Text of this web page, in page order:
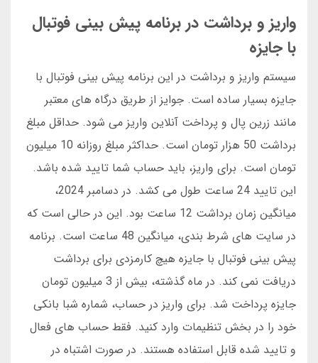
واریز و برداشت در برنامه پیش بینی فوتبال
با جایزه
سیستم واریز و برداشت در این برنامه پیش بینی فوتبال با
جایزه بسیار ساده است. جوایز از طریق درگاه های معتبر
مانند زرین پال و پرداخت آنلاین واریز می شود. حداقل مبلغ
برداشت 50 هزار تومان است. حداکثر مبلغ روزانه 10 میلیون
تومان است. برای واریز، باید حساب شما تایید شده باشد.
این تایید 24 ساعت طول می کشد. در دسامبر 2024،
میانگین زمان برداشت 12 ساعت بود. این در حالی است که
در سایت های شرط بندی، میانگین 48 ساعت است. برنامه
پیش بینی فوتبال با جایزه هیچ کارمزدی برای برداشت
دریافت نمی کند. در ماه گذشته، بیش از 3 میلیون تومان
جایزه پرداخت شد. برای واریز در حساب، شماره شبا بانکی
خود را در بخش تنظیمات وارد کنید. فقط حساب های فعال
و تایید شده قابل استفاده هستند. در صورت اشتباه در